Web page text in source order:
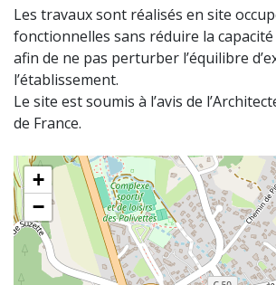
Les travaux sont réalisés en site
fonctionnelles sans réduire la
afin de ne pas perturber l’équilibre
l’établissement.
Le site est soumis à l’avis de
de France.
+
−